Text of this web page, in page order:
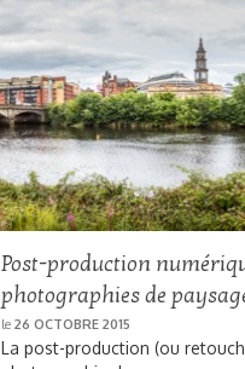
Post-production
photographies de
le 26 OCTOBRE 2015
La post-production (ou